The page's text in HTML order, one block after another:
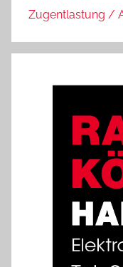
Zugentlastung /